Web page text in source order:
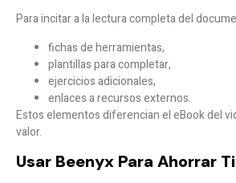
Para incitar a la lectura completa del
fichas de herramientas,
plantillas para completar,
ejercicios adicionales,
enlaces a recursos externos.
Estos elementos diferencian el eBook del
valor.
Usar Beenyx Para Ahorrar